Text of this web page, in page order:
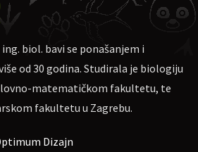
biol. bavi se ponašanjem i
od 30 godina. Studirala je biologiju
matematičkom fakultetu, te
fakultetu u Zagrebu.
Dizajn